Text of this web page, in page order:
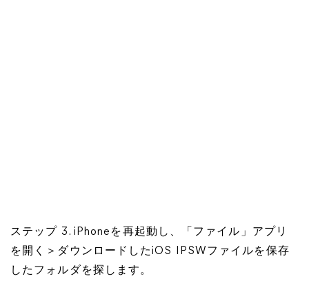
ステップ 3. iPhoneを再起動し、「ファイル」アプリ
を開く＞ダウンロードしたiOS IPSWファイルを保存
したフォルダを探します。